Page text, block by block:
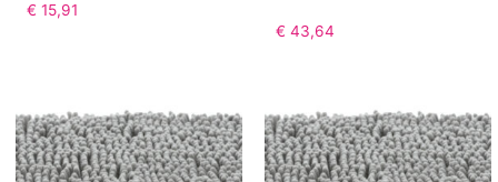
€ 15,91
€ 43,64